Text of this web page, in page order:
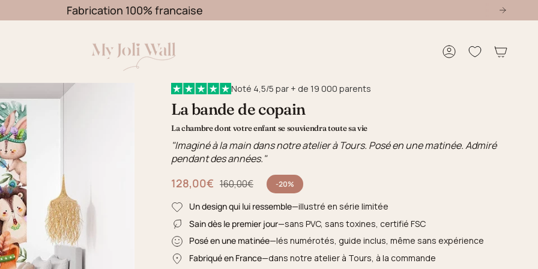
Fabrication 100% francaise
Compte
Noté 4,5/5 par + de 19 000 parents
La bande de copain
La chambre dont votre enfant se souviendra toute sa vie
"Imaginé à la main dans notre atelier à Tours. Posé en une matinée. Admiré
pendant des années."
128,00€
Prix régulier 160,00€ -20%
Un design qui lui ressemble—illustré en série limitée
Sain dès le premier jour—sans PVC, sans toxines, certifié FSC
Posé en une matinée—lés numérotés, guide inclus, même sans expérience
Fabriqué en France—dans notre atelier à Tours, à la commande